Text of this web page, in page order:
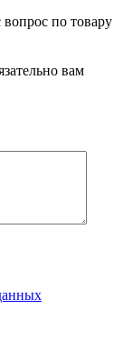
по товару
вам